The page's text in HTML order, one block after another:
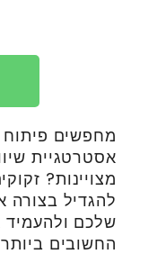
מחפשים פיתוח
אסטרטגיית
מצויינות?
להגדיל
שלכם
החשובים